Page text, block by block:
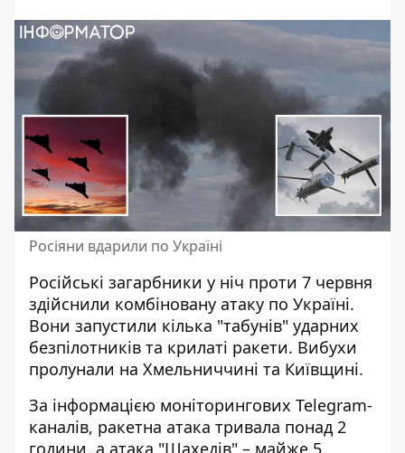
Росіяни вдарили по Україні
Російські загарбники у ніч проти 7 червня
здійснили комбіновану атаку по Україні.
Вони запустили кілька "табунів" ударних
безпілотників та крилаті ракети. Вибухи
пролунали на Хмельниччині та Київщині.
За інформацією моніторингових Telegram-
каналів, ракетна атака тривала понад 2
години, а атака "Шахедів" – майже 5